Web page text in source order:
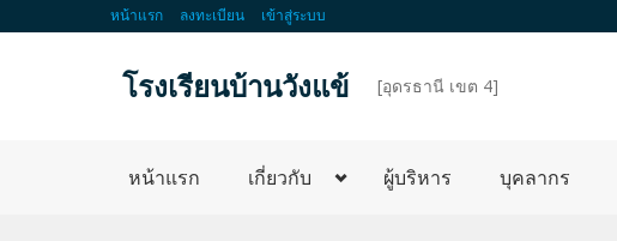
หน้าแรก ลงทะเบียน เข้าสู่ระบบ
โรงเรียนบ้านวังแข้ [อุดรธานี เขต 4]
หน้าแรก เกี่ยวกับ ผู้บริหาร บุคลากร